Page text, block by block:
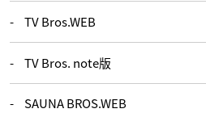
TV Bros.WEB
TV Bros. note版
SAUNA BROS.WEB